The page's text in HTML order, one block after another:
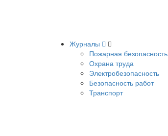
Журналы
Пожарная безопасность
Охрана труда
Электробезопасность
Безопасность работ
Транспорт